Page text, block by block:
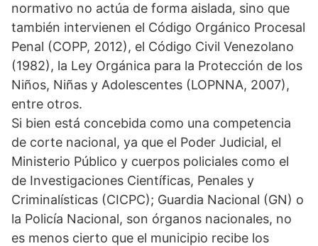
normativo no actúa de forma aislada, sino que
también intervienen el Código Orgánico Procesal
Penal (COPP, 2012), el Código Civil Venezolano
(1982), la Ley Orgánica para la Protección de los
Niños, Niñas y Adolescentes (LOPNNA, 2007),
entre otros.
Si bien está concebida como una competencia
de corte nacional, ya que el Poder Judicial, el
Ministerio Público y cuerpos policiales como el
de Investigaciones Científicas, Penales y
Criminalísticas (CICPC); Guardia Nacional (GN) o
la Policía Nacional, son órganos nacionales, no
es menos cierto que el municipio recibe los